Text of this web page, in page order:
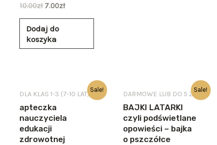
10.00zł 7.00zł
Dodaj do
koszyka
Sale!
DLA KLAS 1-3 (7-10 LAT)
apteczka
nauczyciela
edukacji
zdrowotnej
Sale!
DARMOWE LUB DO 5 ZŁ
BAJKI LATARKI
czyli podświetlane
opowieści – bajka
o pszczółce